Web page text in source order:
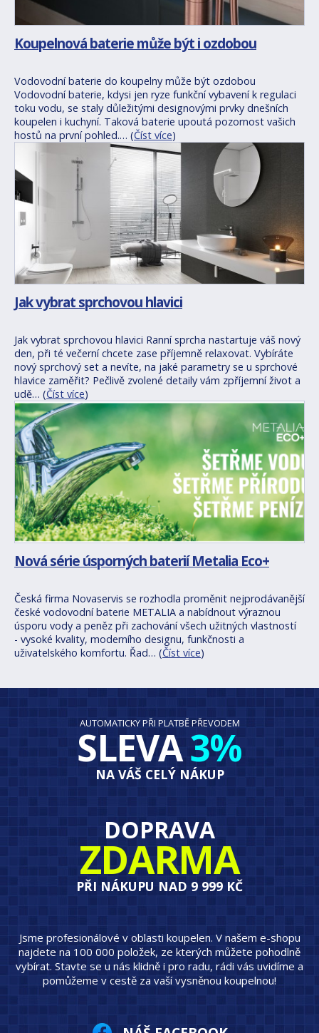
Koupelnová baterie může být i ozdobou
Vodovodní baterie do koupelny může být ozdobou
Vodovodní baterie, kdysi jen ryze funkční vybavení k regulaci
toku vodu, se staly důležitými designovými prvky dnešních
koupelen i kuchyní. Taková baterie upoutá pozornost vašich
hostů na první pohled.… (Číst více)
Jak vybrat sprchovou hlavici
Jak vybrat sprchovou hlavici Ranní sprcha nastartuje váš nový
den, při té večerní chcete zase příjemně relaxovat. Vybíráte
nový sprchový set a nevíte, na jaké parametry se u sprchové
hlavice zaměřit? Pečlivě zvolené detaily vám zpříjemní život a
udě… (Číst více)
Nová série úsporných baterií Metalia Eco+
Česká firma Novaservis se rozhodla proměnit nejprodávanější
české vodovodní baterie METALIA a nabídnout výraznou
úsporu vody a peněz při zachování všech užitných vlastností
- vysoké kvality, moderního designu, funkčnosti a
uživatelského komfortu. Řad… (Číst více)
AUTOMATICKY PŘI PLATBĚ PŘEVODEM
SLEVA3%
NA VÁŠ CELÝ NÁKUP
DOPRAVA
ZDARMA
PŘI NÁKUPU NAD 9 999 KČ
Jsme profesionálové v oblasti koupelen. V našem e-shopu
najdete na 100 000 položek, ze kterých můžete pohodlně
vybírat. Stavte se u nás klidně i pro radu, rádi vás uvidíme a
pomůžeme v cestě za vaší vysněnou koupelnou!